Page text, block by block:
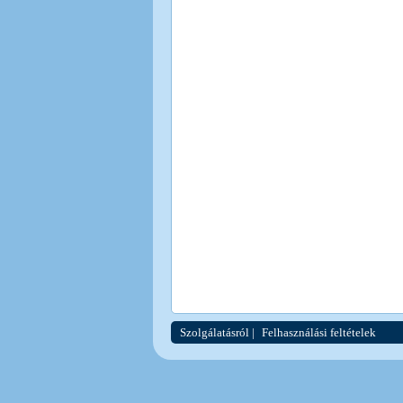
Szolgálatásról | Felhasználási feltételek